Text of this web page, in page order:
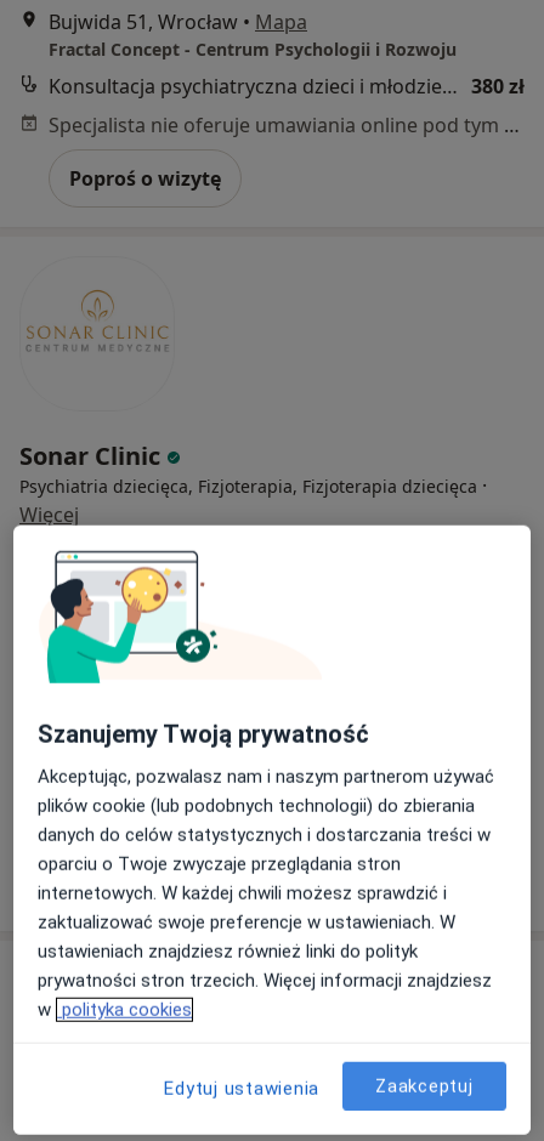
Bujwida 51, Wrocław • Mapa
Fractal Concept - Centrum Psychologii i Rozwoju
Konsultacja psychiatryczna dzieci i młodzieży - kolejna wizyta 380 zł
Specjalista nie oferuje umawiania online pod tym adresem.
Poproś o wizytę
Sonar Clinic
Psychiatria dziecięca, Fizjoterapia, Fizjoterapia dziecięca ·
Więcej
Gubińska 8 A, Wrocław
Pokaż więcej usług
psychiatra dziecięcy
Pokaż profil
Szanujemy Twoją prywatność
Akceptując, pozwalasz nam i naszym partnerom używać
plików cookie (lub podobnych technologii) do zbierania
danych do celów statystycznych i dostarczania treści w
oparciu o Twoje zwyczaje przeglądania stron
internetowych. W każdej chwili możesz sprawdzić i
zaktualizować swoje preferencje w ustawieniach. W
ustawieniach znajdziesz również linki do polityk
prywatności stron trzecich. Więcej informacji znajdziesz
w polityka cookies
Edytuj ustawienia Zaakceptuj